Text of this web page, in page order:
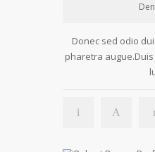
Donec sed odio
pharetra